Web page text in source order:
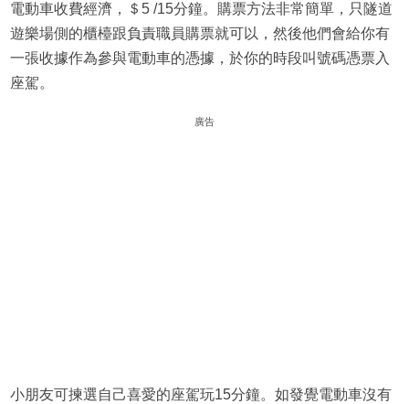
電動車收費經濟，＄5 /15分鐘。購票方法非常簡單，只隧道
遊樂場側的櫃檯跟負責職員購票就可以，然後他們會給你有
一張收據作為參與電動車的憑據，於你的時段叫號碼憑票入
座駕。
廣告
小朋友可揀選自己喜愛的座駕玩15分鐘。如發覺電動車沒有